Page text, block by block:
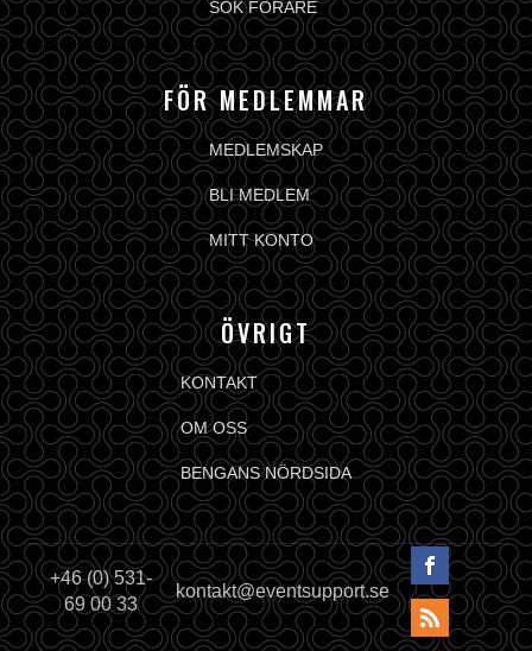
SÖK FÖRARE
FÖR MEDLEMMAR
MEDLEMSKAP
BLI MEDLEM
MITT KONTO
ÖVRIGT
KONTAKT
OM OSS
BENGANS NÖRDSIDA
+46 (0) 531-
69 00 33
kontakt@eventsupport.se